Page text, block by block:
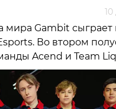
10
мира Gambit сыграет
Во втором
Acend и Team